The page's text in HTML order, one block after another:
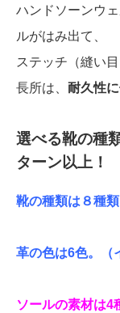
ハンドソーンウ
ルがはみ出て、
ステッチ（縫い
長所は、 耐久性
選べる靴の種
ターン以上！
靴の種類は８種類
革の色は6色。（
ソールの素材は4